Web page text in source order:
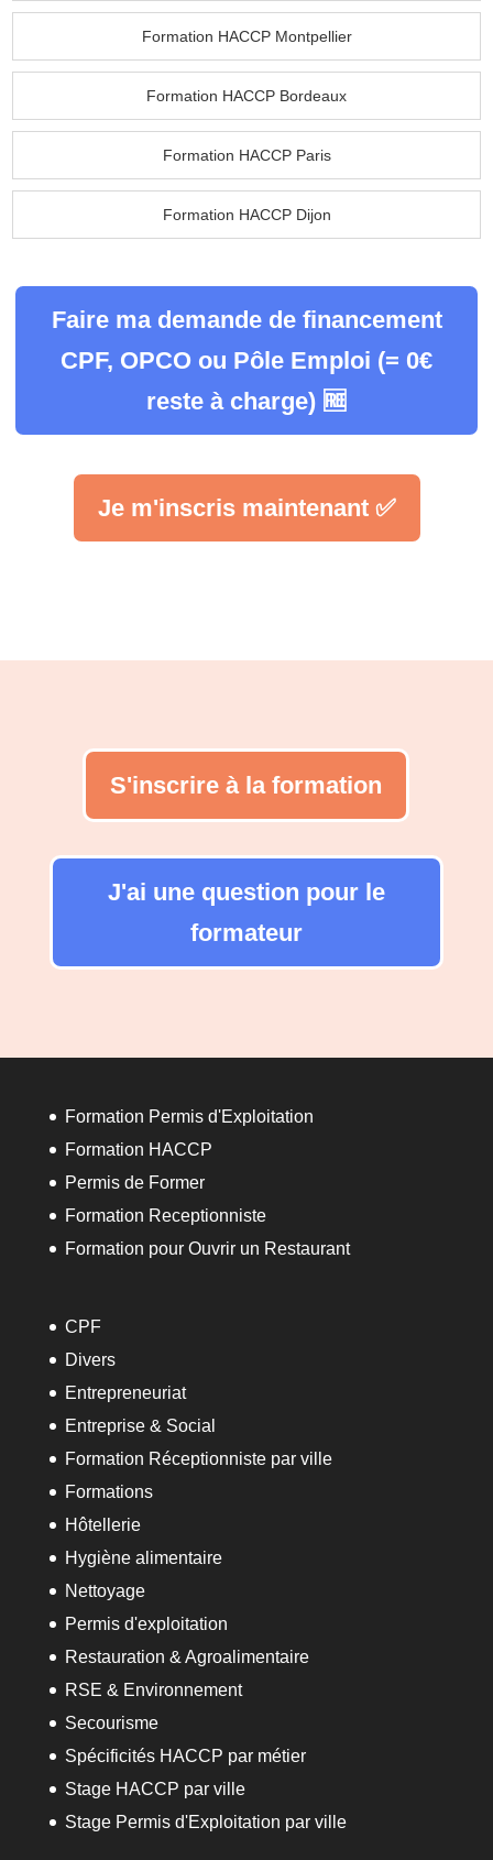
Formation HACCP Montpellier
Formation HACCP Bordeaux
Formation HACCP Paris
Formation HACCP Dijon
Faire ma demande de financement
CPF, OPCO ou Pôle Emploi (= 0€
reste à charge) 🆓
Je m'inscris maintenant ✅
S'inscrire à la formation
J'ai une question pour le
formateur
Formation Permis d'Exploitation
Formation HACCP
Permis de Former
Formation Receptionniste
Formation pour Ouvrir un Restaurant
CPF
Divers
Entrepreneuriat
Entreprise & Social
Formation Réceptionniste par ville
Formations
Hôtellerie
Hygiène alimentaire
Nettoyage
Permis d'exploitation
Restauration & Agroalimentaire
RSE & Environnement
Secourisme
Spécificités HACCP par métier
Stage HACCP par ville
Stage Permis d'Exploitation par ville